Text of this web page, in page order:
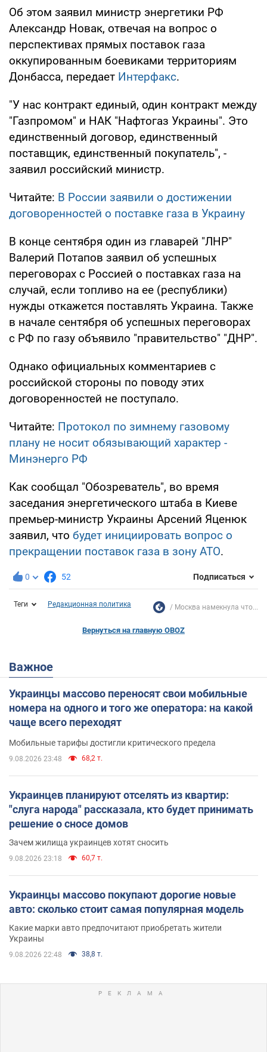
Об этом заявил министр энергетики РФ
Александр Новак, отвечая на вопрос о
перспективах прямых поставок газа
оккупированным боевиками территориям
Донбасса, передает Интерфакс.
"У нас контракт единый, один контракт между
"Газпромом" и НАК "Нафтогаз Украины". Это
единственный договор, единственный
поставщик, единственный покупатель", -
заявил российский министр.
Читайте: В России заявили о достижении
договоренностей о поставке газа в Украину
В конце сентября один из главарей "ЛНР"
Валерий Потапов заявил об успешных
переговорах с Россией о поставках газа на
случай, если топливо на ее (республики)
нужды откажется поставлять Украина. Также
в начале сентября об успешных переговорах
с РФ по газу объявило "правительство" "ДНР".
Однако официальных комментариев с
российской стороны по поводу этих
договоренностей не поступало.
Читайте: Протокол по зимнему газовому
плану не носит обязывающий характер -
Минэнерго РФ
Как сообщал "Обозреватель", во время
заседания энергетического штаба в Киеве
премьер-министр Украины Арсений Яценюк
заявил, что будет инициировать вопрос о
прекращении поставок газа в зону АТО.
0 52 Подписаться
Теги Редакционная политика Москва намекнула что...
Вернуться на главную OBOZ
Важное
Украинцы массово переносят свои мобильные
номера на одного и того же оператора: на какой
чаще всего переходят
Мобильные тарифы достигли критического предела
9.08.2026 23:48 68,2 т.
Украинцев планируют отселять из квартир:
"слуга народа" рассказала, кто будет принимать
решение о сносе домов
Зачем жилища украинцев хотят сносить
9.08.2026 23:18 60,7 т.
Украинцы массово покупают дорогие новые
авто: сколько стоит самая популярная модель
Какие марки авто предпочитают приобретать жители
Украины
9.08.2026 22:48 38,8 т.